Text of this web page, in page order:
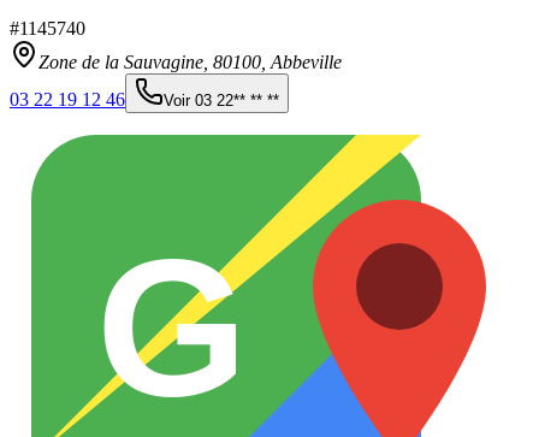
#1145740
Zone de la Sauvagine, 80100 Abbeville
03 22 19 12 46
Voir 03 22** ** **
G